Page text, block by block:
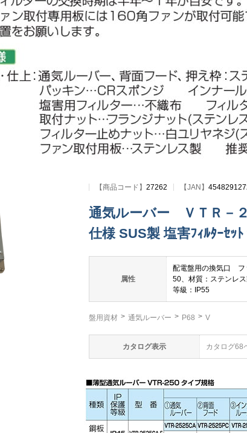
【商品コード】27262 【JAN】
通気ルーバー ＶＴＲ－
仕様 SUS製 塩害ﾌｨﾙﾀｰｾｯ
属性
配電盤用の換気口 フ
50、材質：ステンレ
等級：IP55
盤用資材 通気ルーバー P68 V
カタログ表示 カタログ68